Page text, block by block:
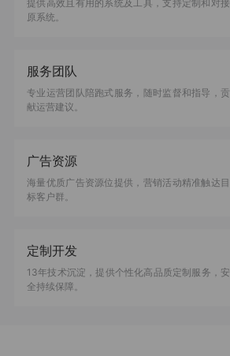
提供高效且有用的系统及工具，支持定制和对接
原系统。
服务团队
专业运营团队陪跑式服务，随时监督和指导，贡
献运营建议。
广告资源
海量优质广告资源位提供，营销活动精准触达目
标客户群。
定制开发
13年技术沉淀，提供个性化高品质定制服务，安
全持续保障。